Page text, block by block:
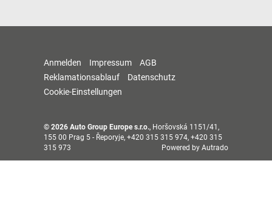
Anmelden Impressum
AGB
Reklamationsablauf
Datenschutz
Cookie-Einstellungen
© 2026 Auto Group Europe s.r.o., Horšovská 1151/41 ,
155 00 Prag 5 - Řeporyje, +420 315 315 974, +420 315
315 973
Powered by Autrado